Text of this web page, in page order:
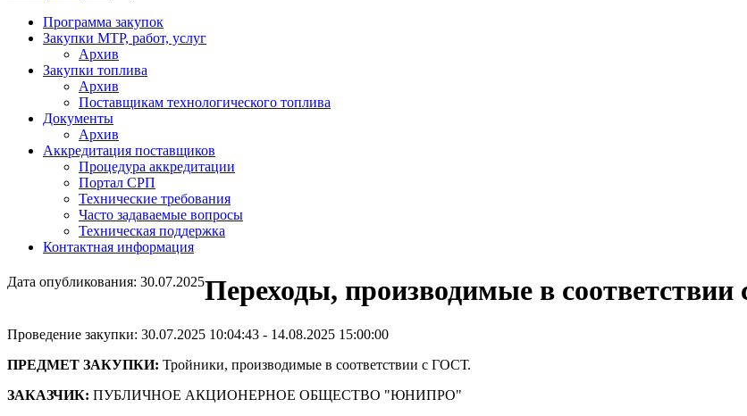
Программа закупок
Закупки МТР, работ, услуг
Архив
Закупки топлива
Архив
Поставщикам технологического топлива
Документы
Архив
Аккредитация поставщиков
Процедура аккредитации
Портал СРП
Технические требования
Часто задаваемые вопросы
Техническая поддержка
Контактная информация
Дата опубликования: 30.07.2025Переходы, производимые в
Проведение закупки: 30.07.2025 10:04:43 - 14.08.2025 15:00:00
ПРЕДМЕТ ЗАКУПКИ: Тройники, производимые в соответствии с ГОСТ.
ЗАКАЗЧИК: ПУБЛИЧНОЕ АКЦИОНЕРНОЕ ОБЩЕСТВО "ЮНИПРО"